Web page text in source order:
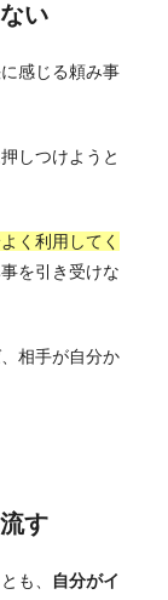
い
感じる頼み事
しつけようと
く利用してく
を引き受けな
相手が自分か
す
も、
自分がイ